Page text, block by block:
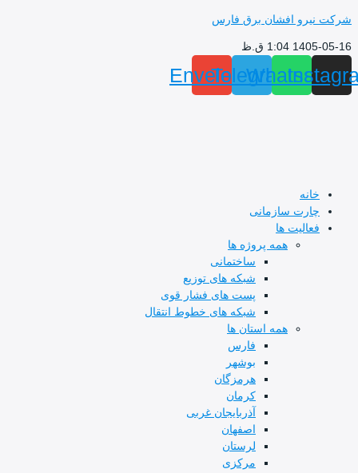
پرش
محتوا
شرکت نیرو افشان برق فارس
1405-05-16 1:04 ق.ظ
Whatsapp
Telegram
Envelope
خانه
چارت سازمانی
فعالیت ها
همه پروژه ها
ساختمانی
شبکه های توزیع
پست های فشار قوی
شبکه های خطوط انتقال
همه استان ها
فارس
بوشهر
هرمزگان
کرمان
آذربایجان غربی
اصفهان
لرستان
مرکزی